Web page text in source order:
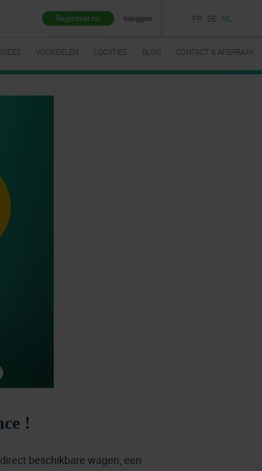
Registreer nu Inloggen FR DE NL
VOORDELEN LOCATIES BLOG CONTACT & AFSPRAAK
!
beschikbare wagen, een